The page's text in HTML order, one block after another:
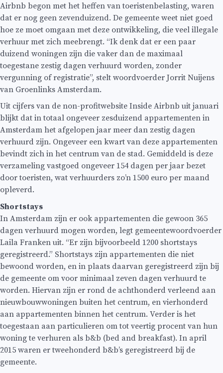
Airbnb begon met het heffen van toeristenbelasting, waren
dat er nog geen zevenduizend. De gemeente weet niet goed
hoe ze moet omgaan met deze ontwikkeling, die veel illegale
verhuur met zich meebrengt. “Ik denk dat er een paar
duizend woningen zijn die vaker dan de maximaal
toegestane zestig dagen verhuurd worden, zonder
vergunning of registratie”, stelt woordvoerder Jorrit Nuijens
van Groenlinks Amsterdam.
Uit cijfers van de non-profitwebsite Inside Airbnb uit januari
blijkt dat in totaal ongeveer zesduizend appartementen in
Amsterdam het afgelopen jaar meer dan zestig dagen
verhuurd zijn. Ongeveer een kwart van deze appartementen
bevindt zich in het centrum van de stad. Gemiddeld is deze
verzameling vastgoed ongeveer 154 dagen per jaar bezet
door toeristen, wat verhuurders zo’n 1500 euro per maand
opleverd.
Shortstays
In Amsterdam zijn er ook appartementen die gewoon 365
dagen verhuurd mogen worden, legt gemeentewoordvoerder
Laila Franken uit. “Er zijn bijvoorbeeld 1200 shortstays
geregistreerd.” Shortstays zijn appartementen die niet
bewoond worden, en in plaats daarvan geregistreerd zijn bij
de gemeente om voor minimaal zeven dagen verhuurd te
worden. Hiervan zijn er rond de achthonderd verleend aan
nieuwbouwwoningen buiten het centrum, en vierhonderd
aan appartementen binnen het centrum. Verder is het
toegestaan aan particulieren om tot veertig procent van hun
woning te verhuren als b&b (bed and breakfast). In april
2015 waren er tweehonderd b&b’s geregistreerd bij de
gemeente.